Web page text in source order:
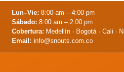
remedios caseros
digestivas y perejil
flatulencia en
no castigar al animal
natural y a menudo
Lun–Vie: 8:00 am – 4:00 pm
Sábado: 8:00 am – 2:00 pm
Cobertura: Medellín · Bogotá · Cali ·
Email: info@snouts.com.co